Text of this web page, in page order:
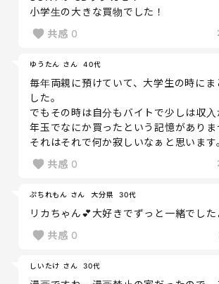
小学生の大きな買物でした！
共感 0
ゆうたん さん 40代
毎年両親に預けていて、大学生の時にま
した。
でもその時は自分もバイトで少しは収
年玉でなにか買ったという記憶がありま
それはそれで何か寂しいなぁと思います
共感 0
ぷちれもん さん 大分県 30代
リカちゃん💕大好きでずっと一緒でした
共感 0
しいたけ さん 30代